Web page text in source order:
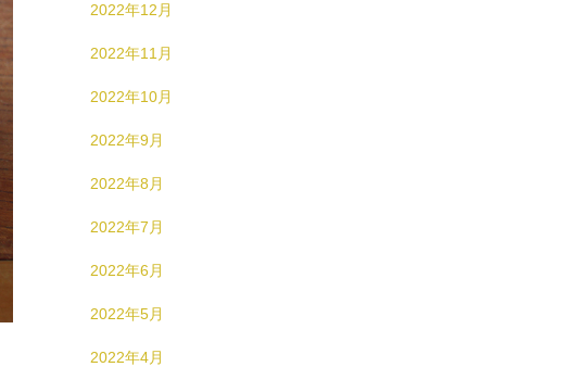
2022年12月
2022年11月
2022年10月
2022年9月
2022年8月
2022年7月
2022年6月
2022年5月
2022年4月